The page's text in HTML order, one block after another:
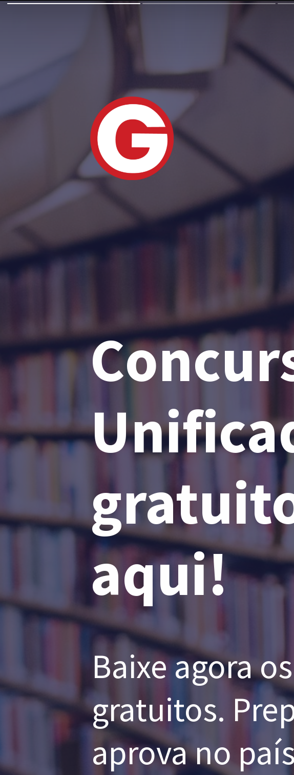
aqui!
Baixe agora
gratuitos.
aprova no